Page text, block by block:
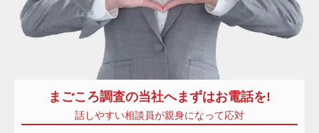
まごころ調査の当社へまずはお電話を!
話しやすい相談員が親身になって応対